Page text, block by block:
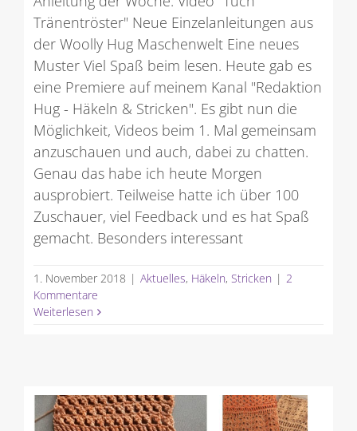
Tränentröster" Neue Einzelanleitungen aus
der Woolly Hug Maschenwelt Eine neues
Muster Viel Spaß beim lesen. Heute gab es
eine Premiere auf meinem Kanal "Redaktion
Hug - Häkeln & Stricken". Es gibt nun die
Möglichkeit, Videos beim 1. Mal gemeinsam
anzuschauen und auch, dabei zu chatten.
Genau das habe ich heute Morgen
ausprobiert. Teilweise hatte ich über 100
Zuschauer, viel Feedback und es hat Spaß
gemacht. Besonders interessant
1. November 2018 | Aktuelles, Häkeln, Stricken | 2
Kommentare
Weiterlesen